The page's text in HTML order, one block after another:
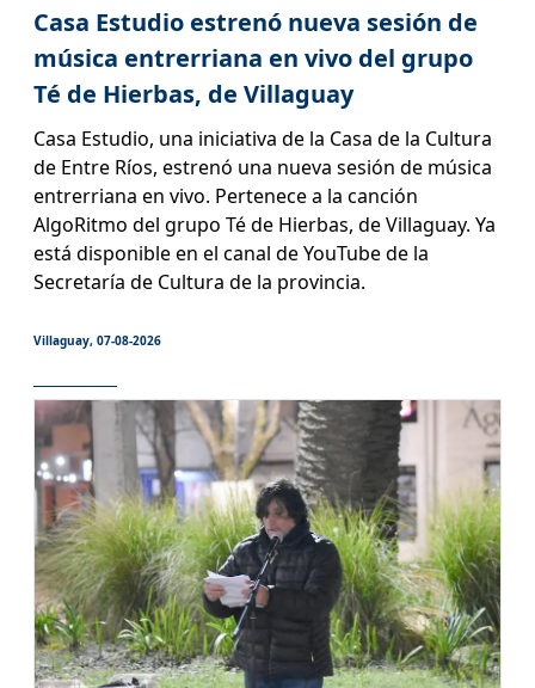
Casa Estudio estrenó nueva sesión de
música entrerriana en vivo del grupo
Té de Hierbas, de Villaguay
Casa Estudio, una iniciativa de la Casa de la Cultura
de Entre Ríos, estrenó una nueva sesión de música
entrerriana en vivo. Pertenece a la canción
AlgoRitmo del grupo Té de Hierbas, de Villaguay. Ya
está disponible en el canal de YouTube de la
Secretaría de Cultura de la provincia.
Villaguay, 07-08-2026